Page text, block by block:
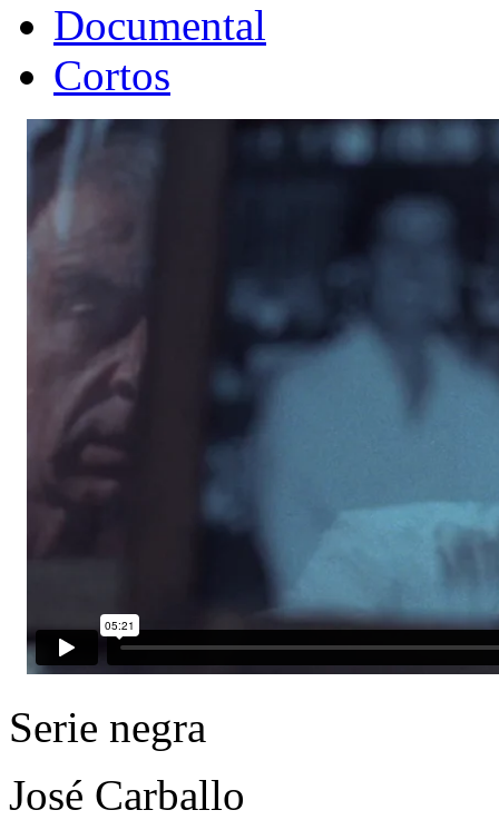
Documental
Cortos
Serie negra
José Carballo